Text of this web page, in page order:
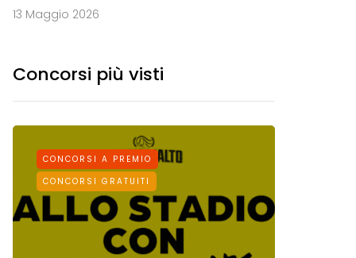
13 Maggio 2026
Concorsi più visti
CONCORSI A PREMIO
CONCORSI GRATUITI